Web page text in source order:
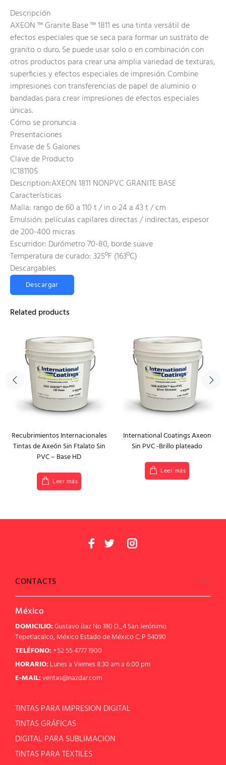
Descripción
AXEON ™ Granite Base ™ 1811 es una tinta versátil de
efectos especiales que se seca para formar un sustrato de
granito o duro. Se puede usar solo o en combinación con
otros productos para crear una amplia variedad de texturas,
superficies y efectos especiales de impresión. Combine
impresiones con transferencias de papel de aluminio o
bandadas para crear impresiones de efectos especiales
únicas.
Cómo se pronuncia
Presentaciones
Envase de 5 Galones
Clave de Producto
IC181105
Description:AXEON 1811 NONPVC GRANITE BASE
Características
Malla: rango de 60 a 110 t / in o 24 a 43 t / cm
Emulsión: películas capilares directas / indirectas, espesor
de 200-400 micras
Escurridor: Durómetro 70-80, borde suave
Temperatura de curado: 325ºF (163ºC)
Descargables
Descargar
Related products
Recubrimientos Internacionales
Tintas de Axeón Sin Ftalato Sin
PVC – Base HD
Leer más
International Coatings Axeon
Sin PVC -Brillo plateado
Leer más
CONTACTS
México
DOMICILIO:Gustavo Baz No 180 D_4 San Jerónimo
Tepetlacalco, México Estado de México C. P 54090
TELÉFONO:+52 55 4777 1900
HORARIO: Lunes a Viernes 8:30 am a 6:00 pm
E-MAIL:ventas@nazdar.com
TINTAS PARA IMPRESION DIGITAL
TINTAS GRÁFICAS
DIGITAL PARA SUBLIMACION
TINTAS PARA TEXTILES